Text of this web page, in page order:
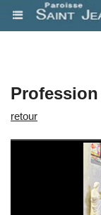
retour